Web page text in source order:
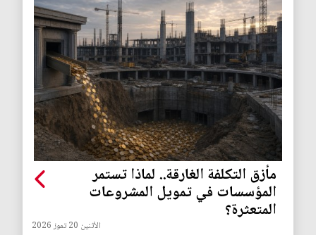
مأزق التكلفة الغارقة.. لماذا تستمر
المؤسسات في تمويل المشروعات
المتعثرة؟
الأثنين 20 تموز 2026